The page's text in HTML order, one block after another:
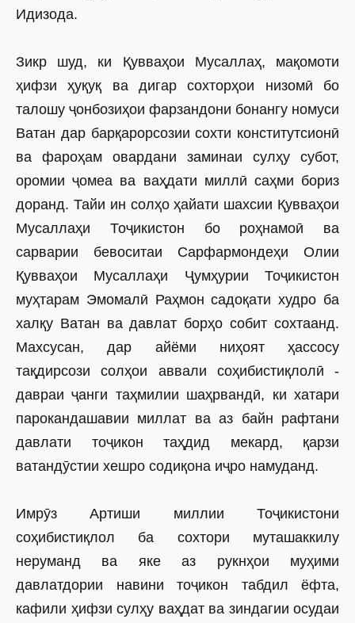
Идизода.
Зикр шуд, ки Қувваҳои Мусаллаҳ, мақомоти
ҳифзи ҳуқуқ ва дигар сохторҳои низомӣ бо
талошу ҷонбозиҳои фарзандони бонангу номуси
Ватан дар барқарорсозии сохти конститутсионӣ
ва фароҳам овардани заминаи сулҳу субот,
оромии ҷомеа ва ваҳдати миллӣ саҳми бориз
доранд. Тайи ин солҳо ҳайати шахсии Қувваҳои
Мусаллаҳи Тоҷикистон бо роҳнамоӣ ва
сарварии бевоситаи Сарфармондеҳи Олии
Қувваҳои Мусаллаҳи Ҷумҳурии Тоҷикистон
муҳтарам Эмомалӣ Раҳмон садоқати худро ба
халқу Ватан ва давлат борҳо собит сохтаанд.
Махсусан, дар айёми ниҳоят ҳассосу
тақдирсози солҳои аввали соҳибистиқлолӣ -
давраи ҷанги таҳмилии шаҳрвандӣ, ки хатари
парокандашавии миллат ва аз байн рафтани
давлати тоҷикон таҳдид мекард, қарзи
ватандӯстии хешро содиқона иҷро намуданд.
Имрӯз Артиши миллии Тоҷикистони
соҳибистиқлол ба сохтори муташаккилу
неруманд ва яке аз рукнҳои муҳими
давлатдории навини тоҷикон табдил ёфта,
кафили ҳифзи сулҳу ваҳдат ва зиндагии осудаи